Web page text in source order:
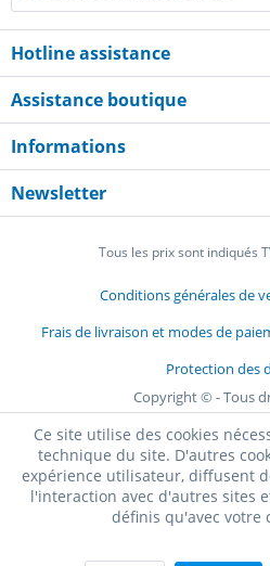
Hotline assistance
Assistance boutique
Informations
Newsletter
Tous les prix sont indiqués
Conditions générales de
Frais de livraison et modes de
Protection des
Copyright © - Tous
Ce site utilise des cookies
technique du site. D'autres
expérience utilisateur, diffusent
l'interaction avec d'autres sites
définis qu'avec votre